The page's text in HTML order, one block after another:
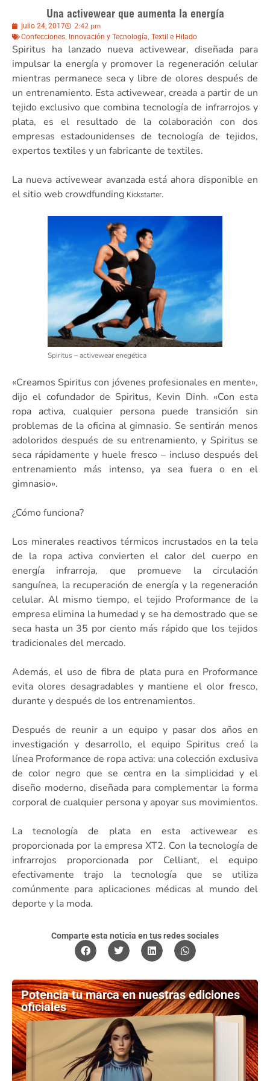
Una activewear que aumenta la energía
julio 24, 2017 2:42 pm
Confecciones, Innovación y Tecnología, Textil e Hilado
Spiritus ha lanzado nueva activewear, diseñada para
impulsar la energía y promover la regeneración celular
mientras permanece seca y libre de olores después de
un entrenamiento. Esta activewear, creada a partir de un
tejido exclusivo que combina tecnología de infrarrojos y
plata, es el resultado de la colaboración con dos
empresas estadounidenses de tecnología de tejidos,
expertos textiles y un fabricante de textiles.
La nueva activewear avanzada está ahora disponible en
el sitio web crowdfunding Kickstarter.
Spiritus – activewear enegética
«Creamos Spiritus con jóvenes profesionales en mente»,
dijo el cofundador de Spiritus, Kevin Dinh. «Con esta
ropa activa, cualquier persona puede transición sin
problemas de la oficina al gimnasio. Se sentirán menos
adoloridos después de su entrenamiento, y Spiritus se
seca rápidamente y huele fresco – incluso después del
entrenamiento más intenso, ya sea fuera o en el
gimnasio».
¿Cómo funciona?
Los minerales reactivos térmicos incrustados en la tela
de la ropa activa convierten el calor del cuerpo en
energía infrarroja, que promueve la circulación
sanguínea, la recuperación de energía y la regeneración
celular. Al mismo tiempo, el tejido Proformance de la
empresa elimina la humedad y se ha demostrado que se
seca hasta un 35 por ciento más rápido que los tejidos
tradicionales del mercado.
Además, el uso de fibra de plata pura en Proformance
evita olores desagradables y mantiene el olor fresco,
durante y después de los entrenamientos.
Después de reunir a un equipo y pasar dos años en
investigación y desarrollo, el equipo Spiritus creó la
línea Proformance de ropa activa: una colección exclusiva
de color negro que se centra en la simplicidad y el
diseño moderno, diseñada para complementar la forma
corporal de cualquier persona y apoyar sus movimientos.
La tecnología de plata en esta activewear es
proporcionada por la empresa XT2. Con la tecnología de
infrarrojos proporcionada por Celliant, el equipo
efectivamente trajo la tecnología que se utiliza
comúnmente para aplicaciones médicas al mundo del
deporte y la moda.
Comparte esta noticia en tus redes sociales
Potencia tu marca en nuestras ediciones
oficiales